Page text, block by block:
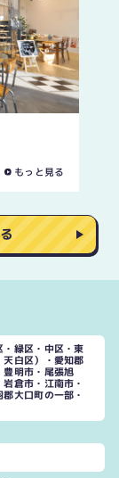
もっと見る
・緑区・中区・東
天白区）・愛知郡
豊明市・尾張旭
倉市・江南市・
大口町の一部・